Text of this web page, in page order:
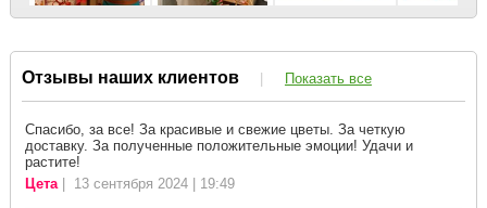
Отзывы наших клиентов | Показать все
Спасибо, за все! За красивые и свежие цветы. За четкую
доставку. За полученные положительные эмоции! Удачи и
растите!
Цета| 13 сентября 2024 | 19:49